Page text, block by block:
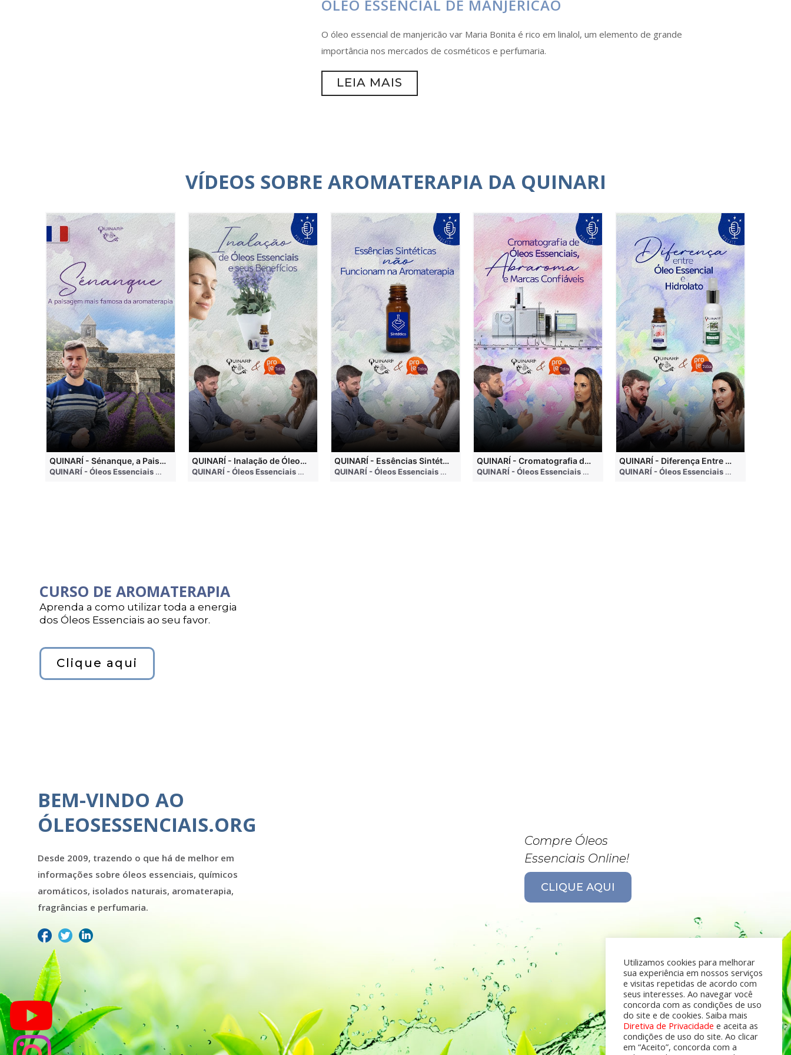
ÓLEO ESSENCIAL DE MANJERICÃO
O óleo essencial de manjericão var Maria Bonita é rico em linalol, um elemento de grande
importância nos mercados de cosméticos e perfumaria.
LEIA MAIS
VÍDEOS SOBRE AROMATERAPIA DA QUINARI
• 4 months ago
QUINARÍ - Sénanque, a Paisagem Mais Famosa da Aromaterapia
QUINARÍ - Óleos Essenciais e Aromaterapia • 3 weeks ago
QUINARÍ - Inalação de Óleos Essenciais e Seus Benefícios
QUINARÍ - Óleos Essenciais e Aromaterapia • 3 months ago
QUINARÍ - Essências Sintéticas NÃO Funcionam na Aromaterapia
QUINARÍ - Óleos Essenciais e Aromaterapia • 3 months ago
QUINARÍ - Cromatografia de Óleos Essenciais, ABRAROMA e Marcas Confiáveis
QUINARÍ - Óleos Essenciais e Aromaterapia • 3 months ago
QUINARÍ - Diferença Entre Óleo Essencial e Hidrolato
QUINARÍ - Óleos Essenciais e Aromaterapia
CURSO DE AROMATERAPIA
Aprenda a como utilizar toda a energia
dos Óleos Essenciais ao seu favor.
Clique aqui
BEM-VINDO AO
ÓLEOSESSENCIAIS.ORG
Desde 2009, trazendo o que há de melhor em
informações sobre óleos essenciais, químicos
aromáticos, isolados naturais, aromaterapia,
fragrâncias e perfumaria.
Compre Óleos
Essenciais Online!
CLIQUE AQUI
Utilizamos cookies para melhorar
sua experiência em nossos serviços
e visitas repetidas de acordo com
seus interesses. Ao navegar você
concorda com as condições de uso
do site e de cookies. Saiba mais
Diretiva de Privacidade e aceita as
condições de uso do site. Ao clicar
em “Aceito”, concorda com a